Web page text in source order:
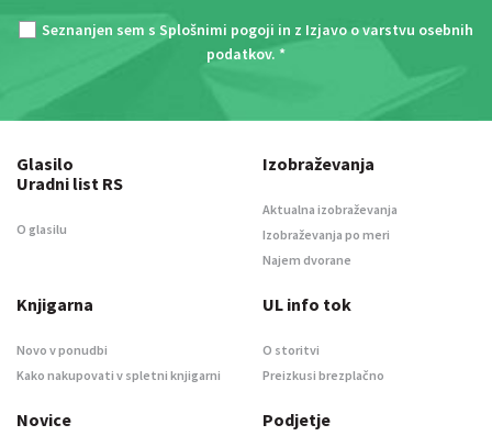
Seznanjen sem s Splošnimi pogoji in z Izjavo o varstvu osebnih
podatkov. *
Glasilo
Uradni list RS
O glasilu
Izobraževanja
Aktualna izobraževanja
Izobraževanja po meri
Najem dvorane
Knjigarna
Novo v ponudbi
Kako nakupovati v spletni knjigarni
UL info tok
O storitvi
Preizkusi brezplačno
Novice Podjetje